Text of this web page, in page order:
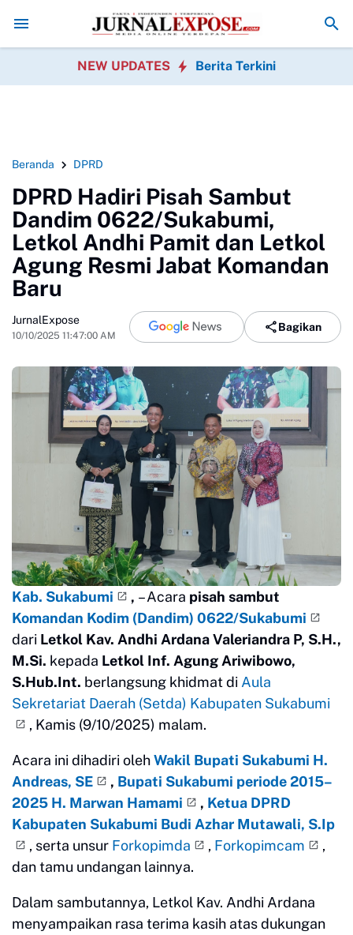
Positif, Warga Sukabumi Dapat Makan Bergizi Gratis Bulog
NEW UPDATES Berita Terkini
Beranda DPRD
DPRD Hadiri Pisah Sambut
Dandim 0622/Sukabumi,
Letkol Andhi Pamit dan Letkol
Agung Resmi Jabat Komandan
Baru
JurnalExpose
10/10/2025 11:47:00 AM
Bagikan
Kab. Sukabumi , – Acara pisah sambut
Komandan Kodim (Dandim) 0622/Sukabumi
dari Letkol Kav. Andhi Ardana Valeriandra P, S.H.,
M.Si. kepada Letkol Inf. Agung Ariwibowo,
S.Hub.Int. berlangsung khidmat di Aula
Sekretariat Daerah (Setda) Kabupaten Sukabumi
, Kamis (9/10/2025) malam.
Acara ini dihadiri olehWakil Bupati Sukabumi H.
Andreas, SE
, Bupati Sukabumi periode 2015–
2025 H. Marwan Hamami
, Ketua DPRD
Kabupaten Sukabumi Budi Azhar Mutawali, S.Ip
, serta unsur Forkopimda , Forkopimcam
,
dan tamu undangan lainnya.
Dalam sambutannya, Letkol Kav. Andhi Ardana
menyampaikan rasa terima kasih atas dukungan